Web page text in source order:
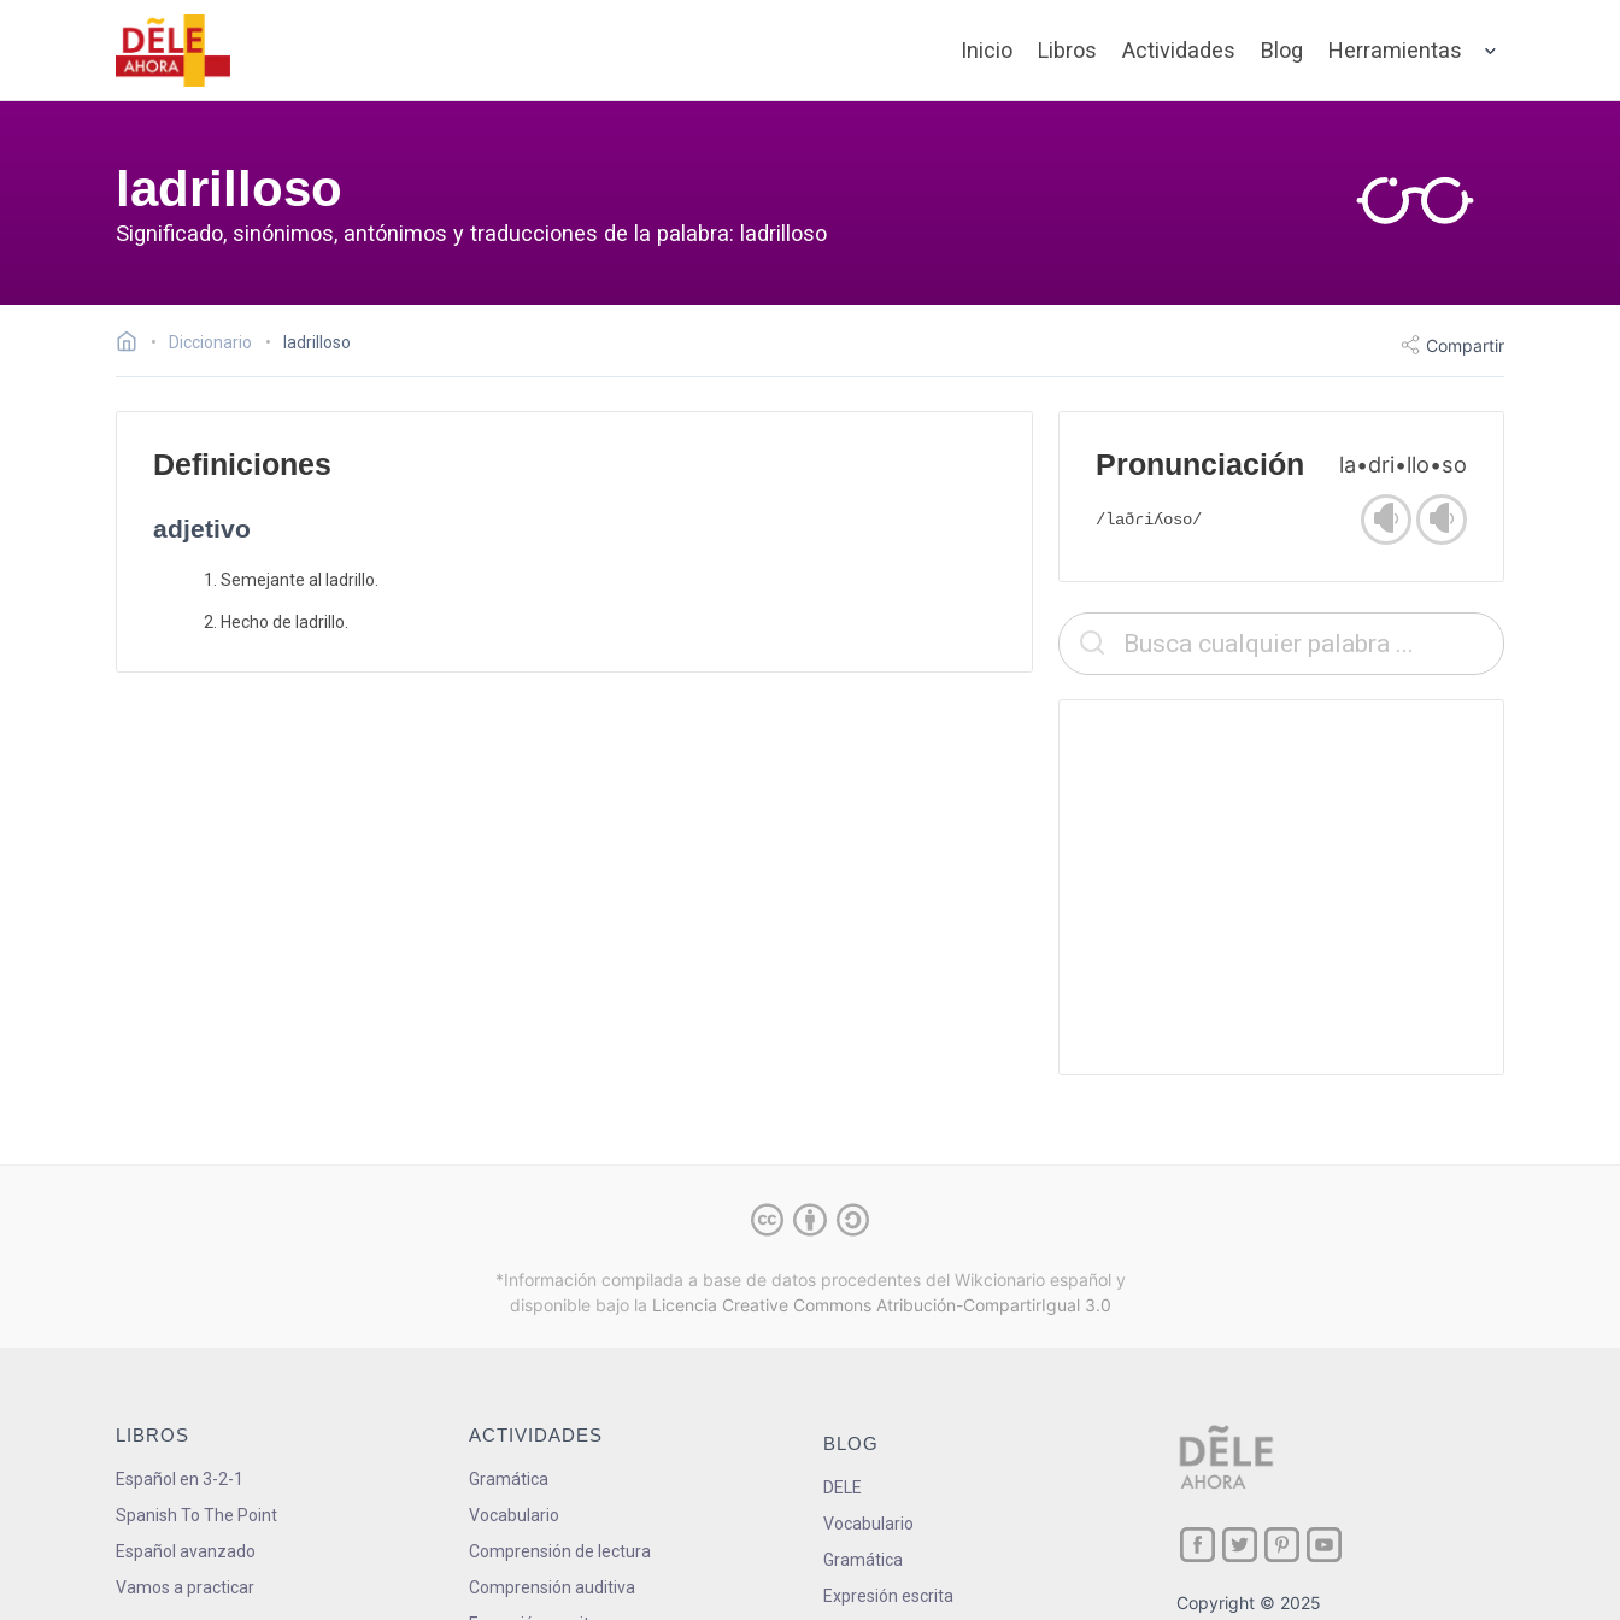
Inicio Libros Actividades Blog Herramientas
ladrilloso
Significado, sinónimos, antónimos y traducciones de la palabra: ladrilloso
Diccionario ladrilloso Compartir
Definiciones
adjetivo
Semejante al ladrillo.
Hecho de ladrillo.
Pronunciación la•dri•llo•so
/laðɾiʎoso/
*Información compilada a base de datos procedentes del Wikcionario español y
disponible bajo la Licencia Creative Commons Atribución-CompartirIgual 3.0
LIBROS
Español en 3-2-1
Spanish To The Point
Español avanzado
Vamos a practicar
ACTIVIDADES
Gramática
Vocabulario
Comprensión de lectura
Comprensión auditiva
BLOG
DELE
Vocabulario
Gramática
Expresión escrita
Copyright © 2025